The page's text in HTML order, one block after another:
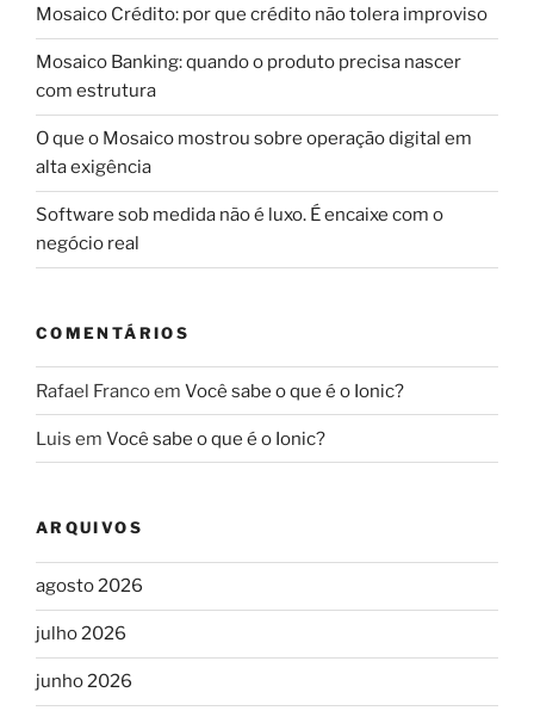
Mosaico Crédito: por que crédito não tolera improviso
Mosaico Banking: quando o produto precisa nascer
com estrutura
O que o Mosaico mostrou sobre operação digital em
alta exigência
Software sob medida não é luxo. É encaixe com o
negócio real
COMENTÁRIOS
Rafael Francoem Você sabe o que é o Ionic?
Luis em Você sabe o que é o Ionic?
ARQUIVOS
agosto 2026
julho 2026
junho 2026